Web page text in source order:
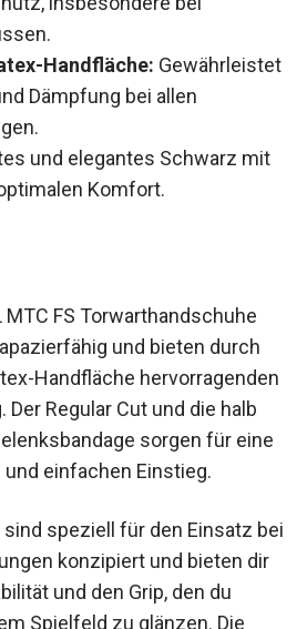
Handfläche:
Grip und Dämpfung
und elegantes Schwarz
optimalen Komfort.
und bieten durch
Handfläche
und Dämpfung. Der Regular
sorgen für eine optimale
Einstieg.
speziell für den Einsatz
konzipiert und
Stabilität und den Grip,